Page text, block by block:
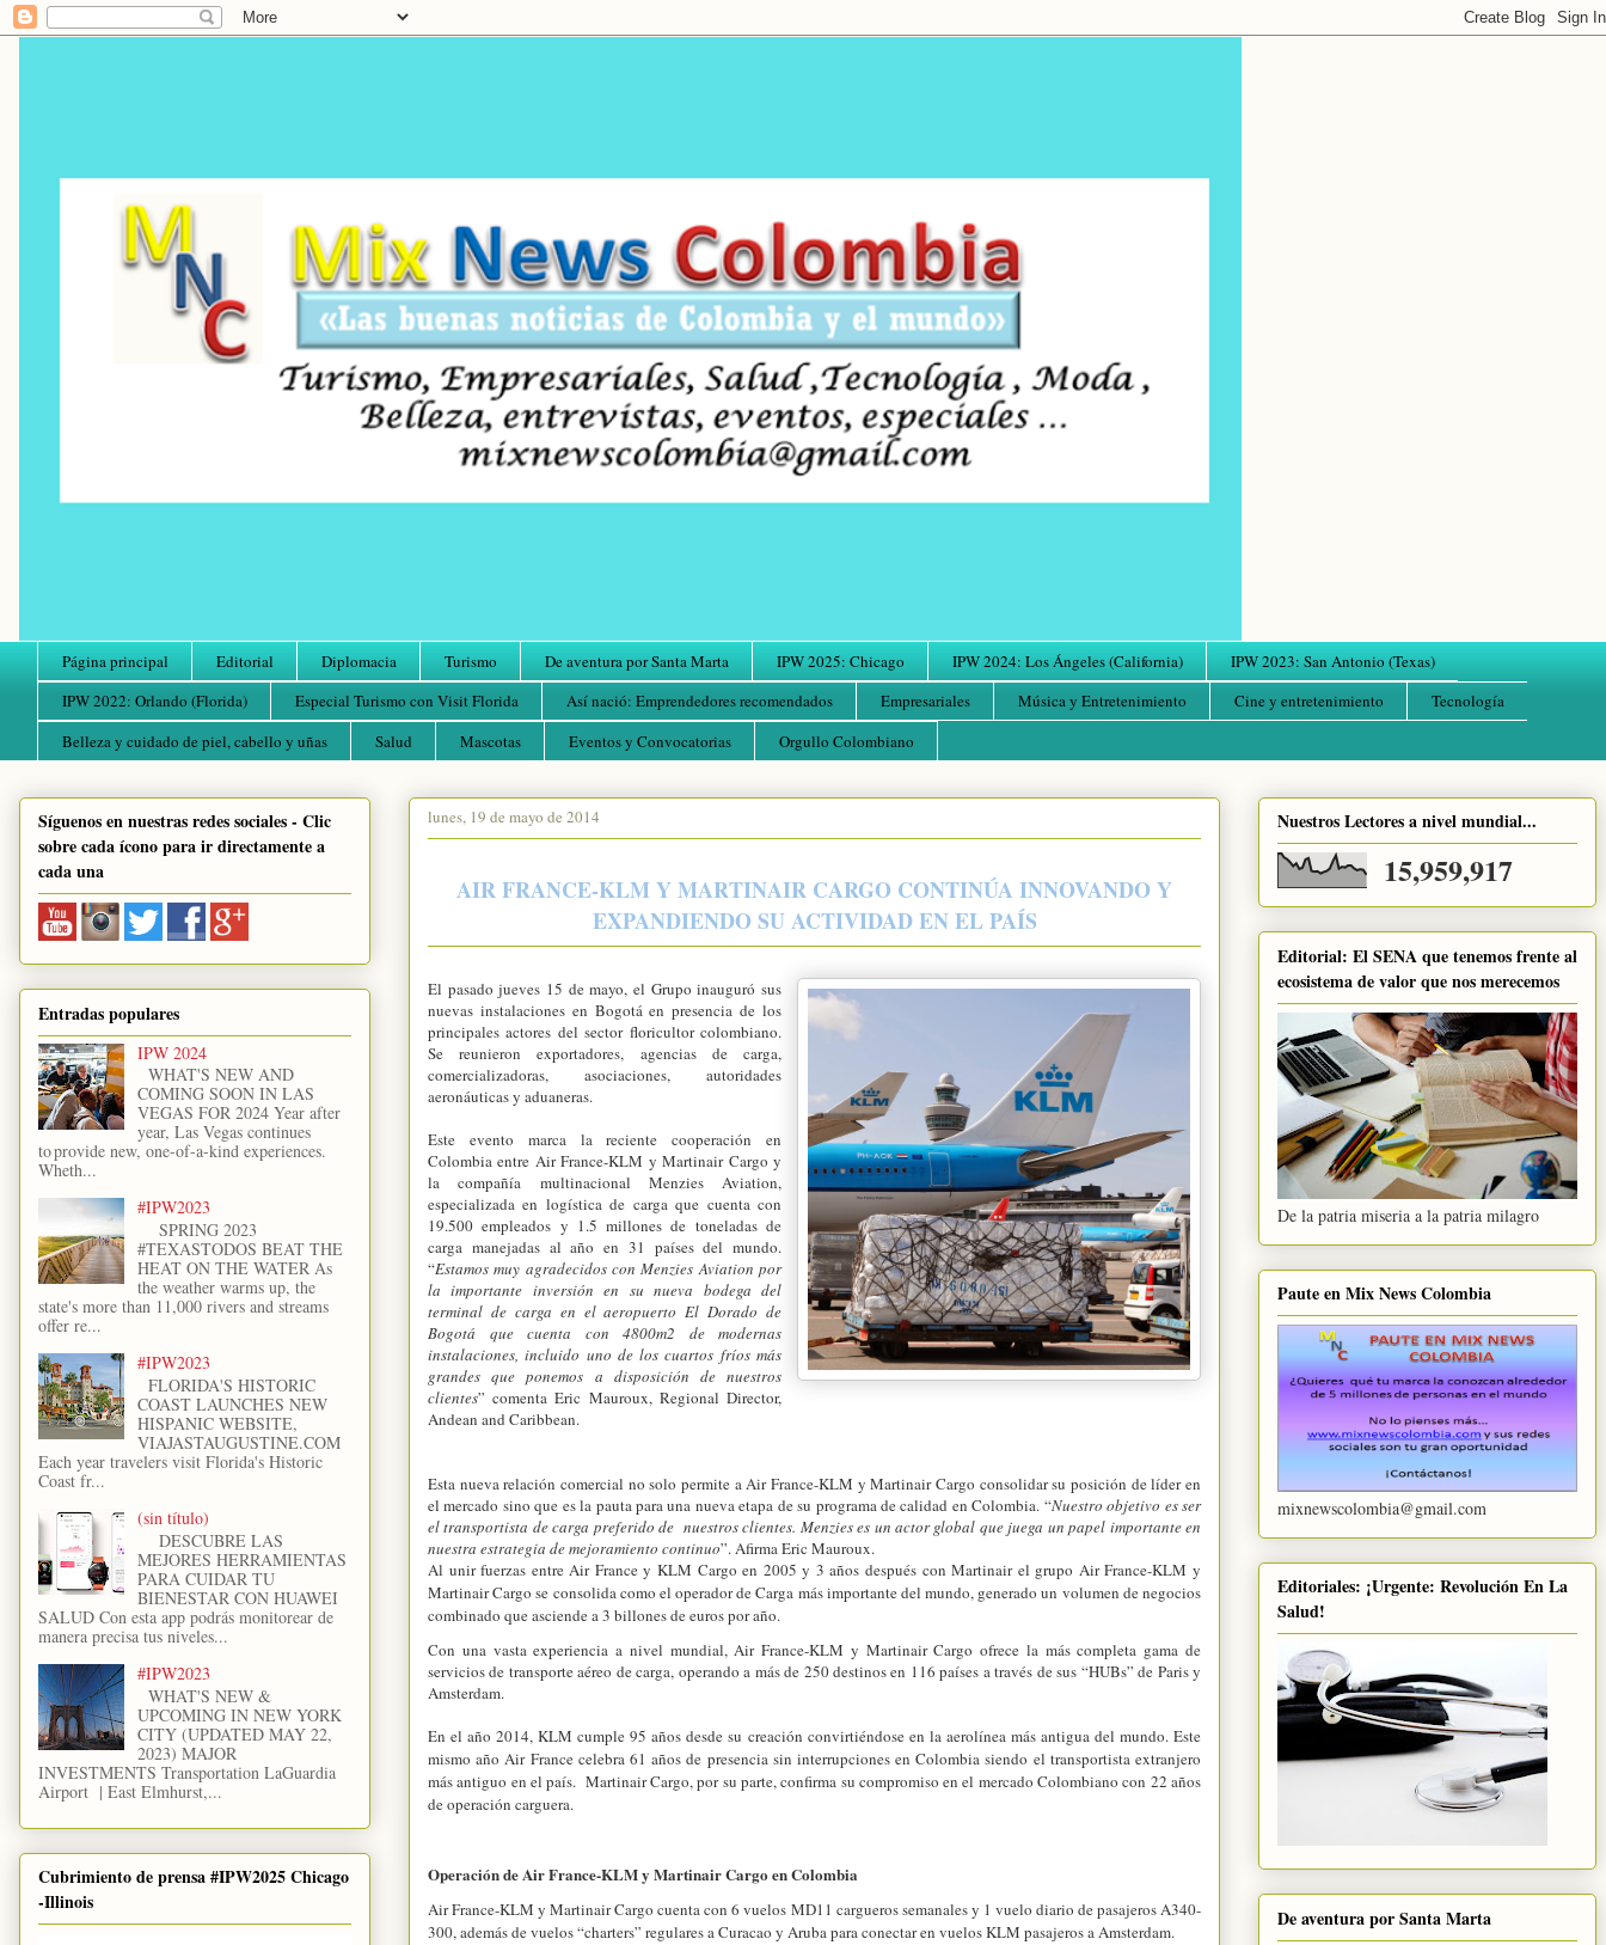
Página principal Editorial Diplomacia Turismo De aventura por Santa Marta IPW 2025: Chicago IPW 2024: Los Ángeles (California)
IPW 2023: San Antonio (Texas)
IPW 2022: Orlando (Florida)
Especial Turismo con Visit Florida Así nació: Emprendedores recomendados Empresariales Música y Entretenimiento Cine y entretenimiento
Tecnología
Belleza y cuidado de piel, cabello y uñas
Salud Mascotas Eventos y Convocatorias Orgullo Colombiano
lunes, 19 de mayo de 2014
AIR FRANCE-KLM Y MARTINAIR CARGO CONTINÚA INNOVANDO Y
EXPANDIENDO SU ACTIVIDAD EN EL PAÍS
El pasado jueves 15 de mayo, el Grupo inauguró sus
nuevas instalaciones en Bogotá en presencia de los
principales actores del sector floricultor colombiano.
Se reunieron exportadores, agencias de carga,
comercializadoras, asociaciones, autoridades
aeronáuticas y aduaneras.
Este evento marca la reciente cooperación en
Colombia entre Air France-KLM y Martinair Cargo y
la compañía multinacional Menzies Aviation,
especializada en logística de carga que cuenta con
19.500 empleados y 1.5 millones de toneladas de
carga manejadas al año en 31 países del mundo.
“Estamos muy agradecidos con Menzies Aviation por
la importante inversión en su nueva bodega del
terminal de carga en el aeropuerto El Dorado de
Bogotá que cuenta con 4800m2 de modernas
instalaciones, incluido uno de los cuartos fríos más
grandes que ponemos a disposición de nuestros
clientes” comenta Eric Mauroux, Regional Director,
Andean and Caribbean.
Esta nueva relación comercial no solo permite a Air France-KLM y Martinair Cargo consolidar su posición de líder en
el mercado sino que es la pauta para una nueva etapa de su programa de calidad en Colombia. “Nuestro objetivo es ser
el transportista de carga preferido de nuestros clientes. Menzies es un actor global que juega un papel importante en
nuestra estrategia de mejoramiento continuo”. Afirma Eric Mauroux.
Al unir fuerzas entre Air France y KLM Cargo en 2005 y 3 años después con Martinair el grupo Air France-KLM y
Martinair Cargo se consolida como el operador de Carga más importante del mundo, generado un volumen de negocios
combinado que asciende a 3 billones de euros por año.
Con una vasta experienciaa nivel mundial, Air France-KLM y Martinair Cargo ofrece la más completa gama de
servicios de transporte aéreo de carga, operando a másde 250 destinos en 116 países a través de sus “HUBs” de Paris y
Amsterdam.
En el año 2014, KLM cumple 95 años desde su creación convirtiéndose en la aerolínea más antigua del mundo. Este
mismo año Air France celebra 61 años de presencia sin interrupciones en Colombia siendo el transportista extranjero
más antiguo en el país. Martinair Cargo, por su parte, confirma su compromiso en el mercado Colombiano con 22 años
de operación carguera.
Operación de Air France-KLM y Martinair Cargo en Colombia
Air France-KLM y Martinair Cargo cuenta con 6 vuelos MD11 cargueros semanales y 1 vuelo diario de pasajeros A340-
300, además de vuelos“charters” regulares a Curacao y Aruba para conectar en vuelos KLM pasajeros a Amsterdam.
Síguenos en nuestras redes sociales - Clic
sobre cada ícono para ir directamente a
cada una
Entradas populares
IPW 2024
WHAT'S NEW AND
COMING SOON IN LAS
VEGAS FOR 2024 Year after
year, Las Vegas continues
to provide new, one-of-a-kind experiences.
Wheth...
#IPW2023
SPRING 2023
#TEXASTODOS BEAT THE
HEAT ON THE WATER As
the weather warms up, the
state's more than 11,000 rivers and streams
offer re...
#IPW2023
FLORIDA'S HISTORIC
COAST LAUNCHES NEW
HISPANIC WEBSITE,
VIAJASTAUGUSTINE.COM
Each year travelers visit Florida's Historic
Coast fr...
(sin título)
DESCUBRE LAS
MEJORES HERRAMIENTAS
PARA CUIDAR TU
BIENESTAR CON HUAWEI
SALUD Con esta app podrás monitorear de
manera precisa tus niveles...
#IPW2023
WHAT'S NEW &
UPCOMING IN NEW YORK
CITY (UPDATED MAY 22,
2023) MAJOR
INVESTMENTS Transportation LaGuardia
Airport | East Elmhurst,...
Cubrimiento de prensa #IPW2025 Chicago
-Illinois
Nuestros Lectores a nivel mundial...
15,959,917
Editorial: El SENA que tenemos frente al
ecosistema de valor que nos merecemos
De la patria miseria a la patria milagro
Paute en Mix News Colombia
mixnewscolombia@gmail.com
Editoriales: ¡Urgente: Revolución En La
Salud!
De aventura por Santa Marta